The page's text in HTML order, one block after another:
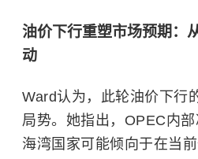
油价下行重塑市场预期：
动
Ward认为，此轮油价下行
局势。她指出，OPEC内部
海湾国家可能倾向于在当